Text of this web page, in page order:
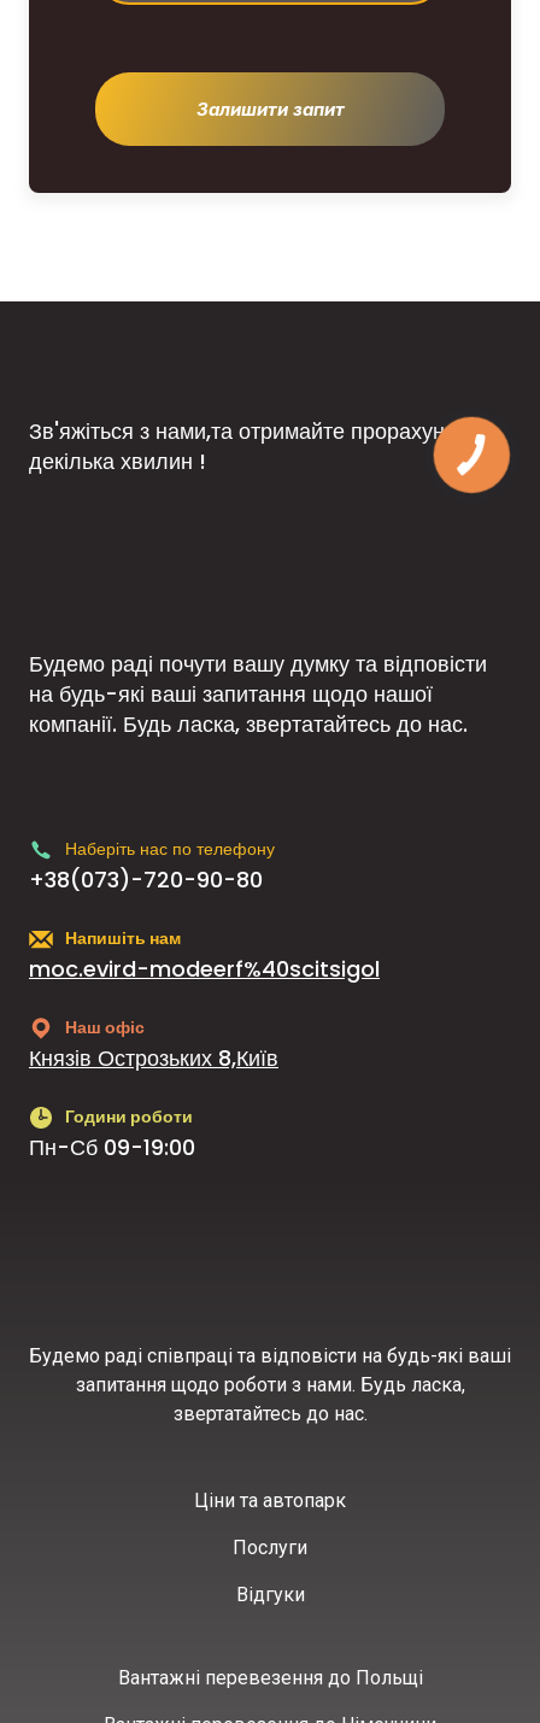
Залишити запит
Зв'яжіться з нами,та отримайте прорахунок за
декілька хвилин !
Будемо раді почути вашу думку та відповісти
на будь-які ваші запитання щодо нашої
компанії. Будь ласка, звертатайтесь до нас.
Наберіть нас по телефону
+38(073)-720-90-80
Напишіть нам
moc.evird-modeerf%40scitsigol
Наш офіс
Князів Острозьких 8,Київ
Години роботи
Пн-Сб 09-19:00
Будемо раді співпраці та відповісти на будь-які ваші
запитання щодо роботи з нами. Будь ласка,
звертатайтесь до нас.
Ціни та автопарк
Послуги
Відгуки
Вантажні перевезення до Польщі